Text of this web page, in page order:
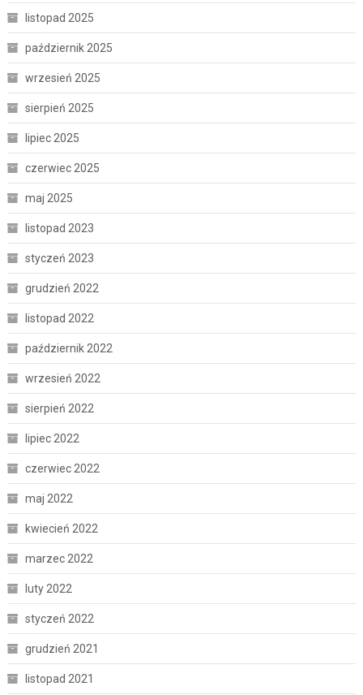
listopad 2025
październik 2025
wrzesień 2025
sierpień 2025
lipiec 2025
czerwiec 2025
maj 2025
listopad 2023
styczeń 2023
grudzień 2022
listopad 2022
październik 2022
wrzesień 2022
sierpień 2022
lipiec 2022
czerwiec 2022
maj 2022
kwiecień 2022
marzec 2022
luty 2022
styczeń 2022
grudzień 2021
listopad 2021